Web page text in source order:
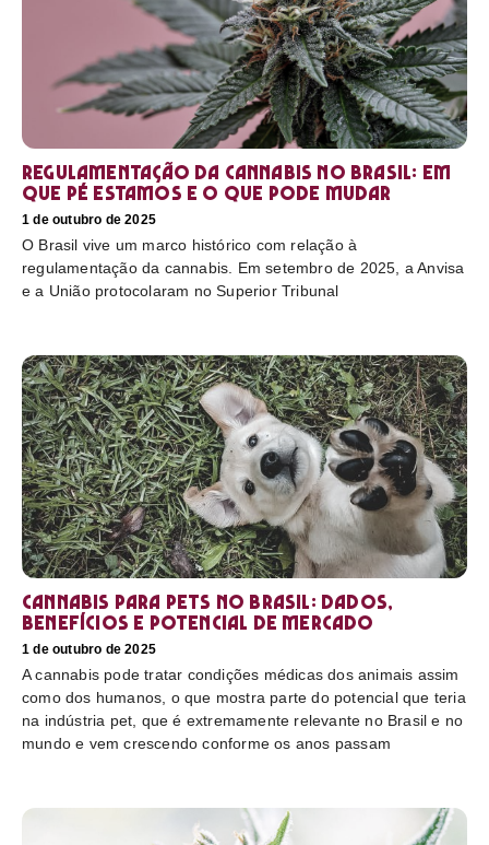
Regulamentação da cannabis no Brasil: em
que pé estamos e o que pode mudar
1 de outubro de 2025
O Brasil vive um marco histórico com relação à
regulamentação da cannabis. Em setembro de 2025, a Anvisa
e a União protocolaram no Superior Tribunal
Cannabis para pets no Brasil: dados,
benefícios e potencial de mercado
1 de outubro de 2025
A cannabis pode tratar condições médicas dos animais assim
como dos humanos, o que mostra parte do potencial que teria
na indústria pet, que é extremamente relevante no Brasil e no
mundo e vem crescendo conforme os anos passam